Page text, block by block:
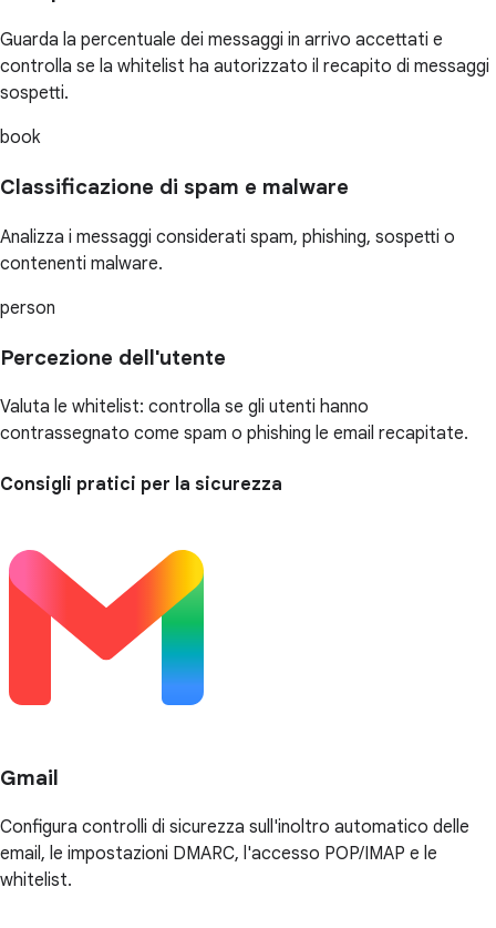
Guarda la percentuale dei messaggi in arrivo accettati e
controlla se la whitelist ha autorizzato il recapito di messaggi
sospetti.
book
Classificazione di spam e malware
Analizza i messaggi considerati spam, phishing, sospetti o
contenenti malware.
person
Percezione dell'utente
Valuta le whitelist: controlla se gli utenti hanno
contrassegnato come spam o phishing le email recapitate.
Consigli pratici per la sicurezza
Gmail
Configura controlli di sicurezza sull'inoltro automatico delle
email, le impostazioni DMARC, l'accesso POP/IMAP e le
whitelist.